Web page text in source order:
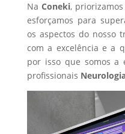
Na Coneki,
esforçamos para
os aspectos do nosso
com a excelência e a
por isso que somos a
profissionais